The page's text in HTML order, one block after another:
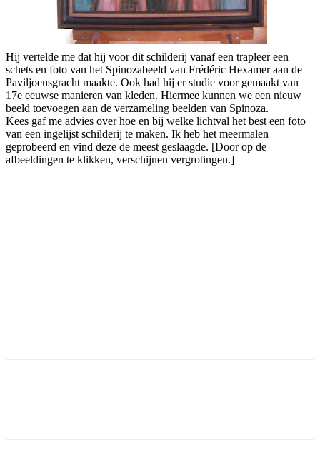
Hij vertelde me dat hij voor dit schilderij vanaf een trapleer een
schets en foto van het Spinozabeeld van Frédéric Hexamer aan de
Paviljoensgracht maakte. Ook had hij er studie voor gemaakt van
17e eeuwse manieren van kleden. Hiermee kunnen we een nieuw
beeld toevoegen aan de verzameling beelden van Spinoza.
Kees gaf me advies over hoe en bij welke lichtval het best een foto
van een ingelijst schilderij te maken. Ik heb het meermalen
geprobeerd en vind deze de meest geslaagde. [Door op de
afbeeldingen te klikken, verschijnen vergrotingen.]